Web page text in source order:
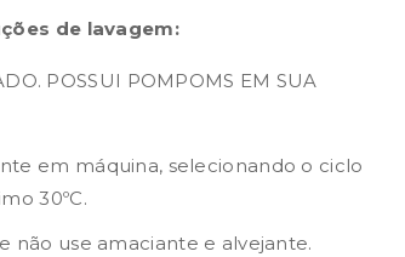
de lavagem:
POSSUI POMPOMS EM SUA
em máquina, selecionando o ciclo
30ºC.
não use amaciante e alvejante.